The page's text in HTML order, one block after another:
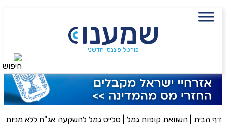
פורטל פיננסי חדשני
דף הבית השוואת קופות גמל סלייס גמל להשקעה אג"ח ללא מניות
שם מלא
פעולה נדרשת
חיפוש